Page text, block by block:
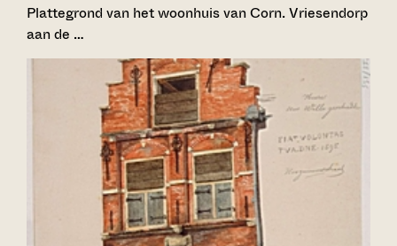
Plattegrond van het woonhuis van Corn. Vriesendorp
aan de …